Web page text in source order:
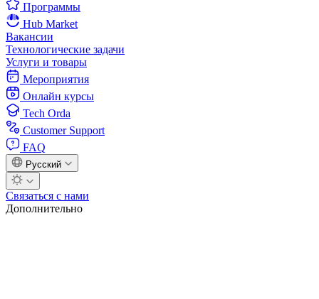
Программы
Hub Market
Вакансии
Технологические задачи
Услуги и товары
Мероприятия
Онлайн курсы
Tech Orda
Customer Support
FAQ
Русский
Связаться с нами
Дополнительно